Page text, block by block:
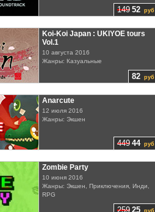
149 52 руб
82 руб
Koi-Koi Japan : UKIYOE tours
Vol.1
10 августа 2016
Жанры: Казуальные
449 44руб
Anarcute
12 июля 2016
Жанры: Экшен
259 25 руб
Zombie Party
10 июня 2016
Жанры: Экшен, Приключения, Инди,
RPG